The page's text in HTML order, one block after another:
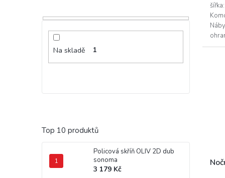
Na skladě 1
Top 10 produktů
Policová skříň OLIV 2D dub
sonoma
3 179 Kč